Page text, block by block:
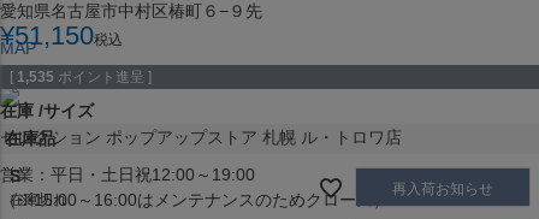
愛知県名古屋市中村区椿町６−９先
MAP
SHOP
セレクション ポップアップストア 札幌 ル・トロワ店
営業：平日・土日祝12:00～19:00
（※15:00～16:00はメンテナンスのためクローズ）
¥51,150税込
[ 1,535 ポイント進呈 ]
在庫 サイズ
在庫品
S
在庫切れ
再入荷お知らせ